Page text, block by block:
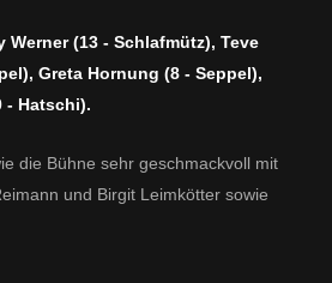
Werner (13 - Schlafmütz), Teve
Greta Hornung (8 - Seppel),
- Hatschi).
die Bühne sehr geschmackvoll mit
und Birgit Leimkötter sowie